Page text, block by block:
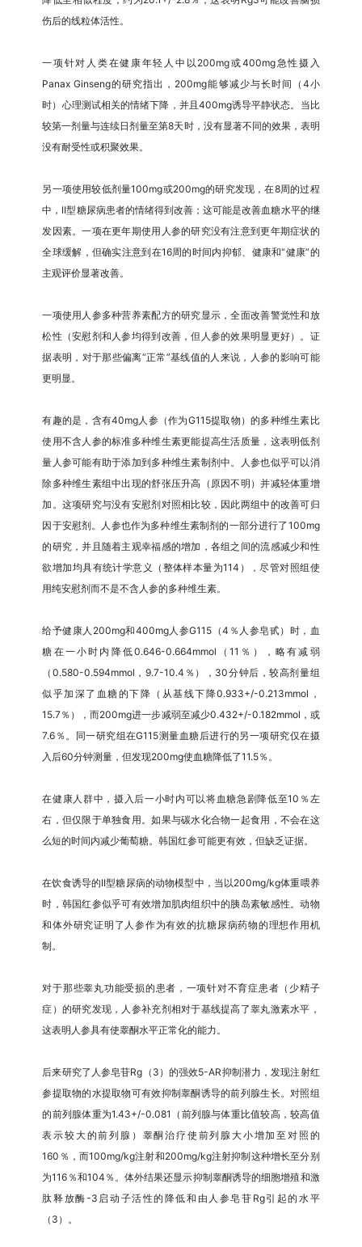
伤后的线粒体活性。
一项针对人类在健康年轻人中以200mg或400mg急性摄入
Panax Ginseng的研究指出，200mg能够减少与长时间（4小
时）心理测试相关的情绪下降，并且400mg诱导平静状态。当比
较第一剂量与连续日剂量至第8天时，没有显著不同的效果，表明
没有耐受性或积聚效果。
另一项使用较低剂量100mg或200mg的研究发现，在8周的过程
中，II型糖尿病患者的情绪得到改善；这可能是改善血糖水平的继
发因素。一项在更年期使用人参的研究没有注意到更年期症状的
全球缓解，但确实注意到在16周的时间内抑郁、健康和“健康”的
主观评价显著改善。
一项使用人参多种营养素配方的研究显示，全面改善警觉性和放
松性（安慰剂和人参均得到改善，但人参的效果明显更好）。证
据表明，对于那些偏离“正常”基线值的人来说，人参的影响可能
更明显。
有趣的是，含有40mg人参（作为G115提取物）的多种维生素比
使用不含人参的标准多种维生素更能提高生活质量，这表明低剂
量人参可能有助于添加到多种维生素制剂中。人参也似乎可以消
除多种维生素组中出现的舒张压升高（原因不明）并减轻体重增
加。这项研究与没有安慰剂对照相比较，因此两组中的改善可归
因于安慰剂。人参也作为多种维生素制剂的一部分进行了100mg
的研究，并且随着主观幸福感的增加，各组之间的流感减少和性
欲增加均具有统计学意义（整体样本量为114），尽管对照组使
用纯安慰剂而不是不含人参的多种维生素。
给予健康人200mg和400mg人参G115（4％人参皂甙）时，血
糖在一小时内降低0.646-0.664mmol（11％），略有减弱
（0.580-0.594mmol，9.7-10.4％），30分钟后，较高剂量组
似乎加深了血糖的下降（从基线下降0.933+/-0.213mmol，
15.7％），而200mg进一步减弱至减少0.432+/-0.182mmol，或
7.6％。同一研究组在G115测量血糖后进行的另一项研究仅在摄
入后60分钟测量，但发现200mg使血糖降低了11.5％。
在健康人群中，摄入后一小时内可以将血糖急剧降低至10％左
右，但仅限于单独食用。如果与碳水化合物一起食用，不会在这
么短的时间内减少葡萄糖。韩国红参可能更有效，但缺乏证据。
在饮食诱导的II型糖尿病的动物模型中，当以200mg/kg体重喂养
时，韩国红参似乎可有效增加肌肉组织中的胰岛素敏感性。动物
和体外研究证明了人参作为有效的抗糖尿病药物的理想作用机
制。
对于那些睾丸功能受损的患者，一项针对不育症患者（少精子
症）的研究发现，人参补充剂相对于基线提高了睾丸激素水平，
这表明人参具有使睾酮水平正常化的能力。
后来研究了人参皂苷Rg（3）的强效5-AR抑制潜力，发现注射红
参提取物的水提取物可有效抑制睾酮诱导的前列腺生长。对照组
的前列腺体重为1.43+/-0.081（前列腺与体重比值较高，较高值
表示较大的前列腺）睾酮治疗使前列腺大小增加至对照的
160％，而100mg/kg注射和200mg/kg注射抑制这种增长至分别
为116％和104％。体外结果还显示抑制睾酮诱导的细胞增殖和激
肽释放酶-3启动子活性的降低和由人参皂苷Rg引起的水平
（3）。